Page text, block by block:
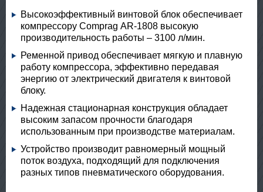
Высокоэффективный винтовой блок обеспечивает
компрессору Comprag АR-1808 высокую
производительность работы – 3100 л/мин.
Ременной привод обеспечивает мягкую и плавную
работу компрессора, эффективно передавая
энергию от электрический двигателя к винтовой
блоку.
Надежная стационарная конструкция обладает
высоким запасом прочности благодаря
использованным при производстве материалам.
Устройство производит равномерный мощный
поток воздуха, подходящий для подключения
разных типов пневматического оборудования.